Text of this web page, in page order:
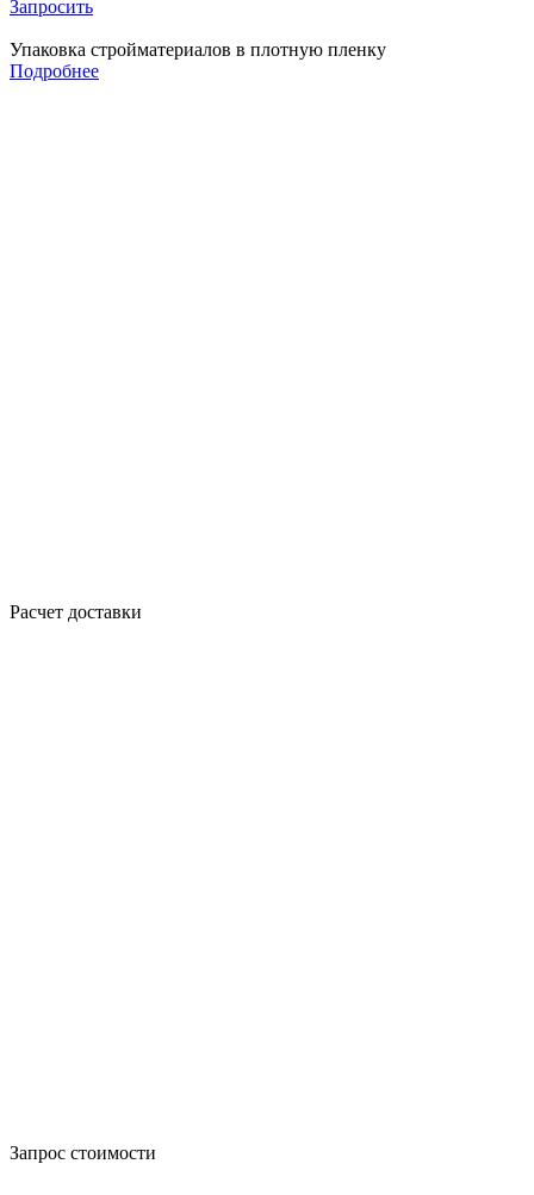
Запросить
Упаковка стройматериалов в плотную пленку
Подробнее
Расчет доставки
Запрос стоимости